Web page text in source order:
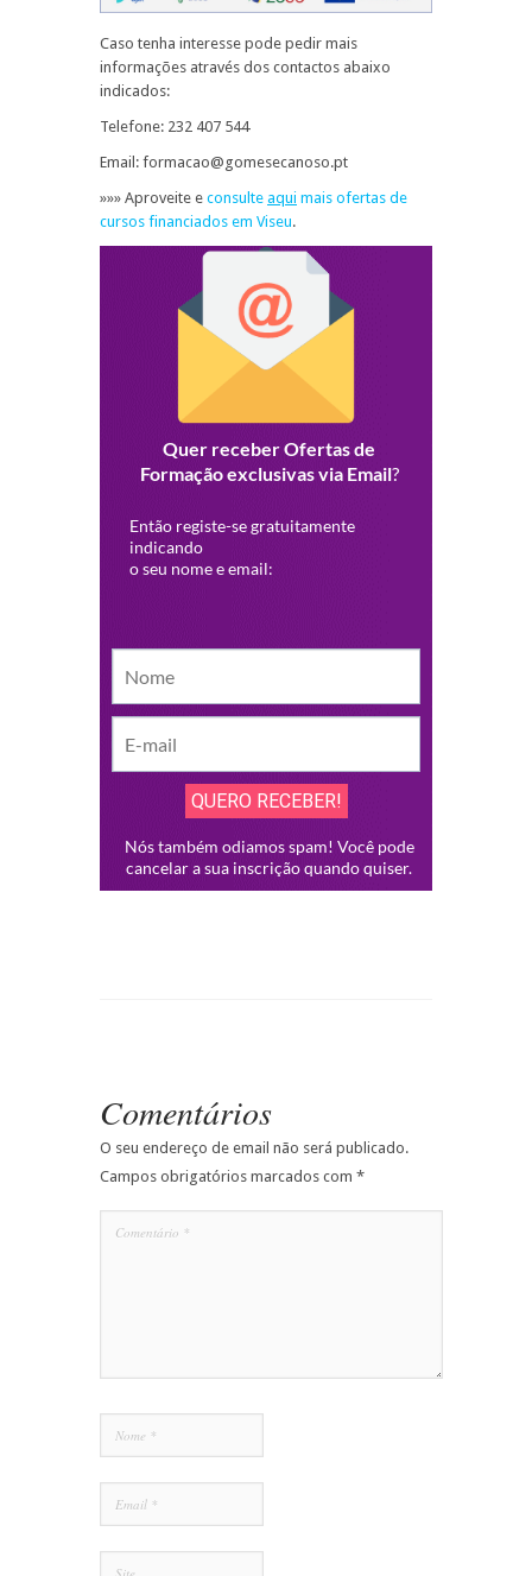
Caso tenha interesse pode pedir mais
informações através dos contactos abaixo
indicados:
Telefone: 232 407 544
Email: formacao@gomesecanoso.pt
»»» Aproveite e consulte aqui mais ofertas de
cursos financiados em Viseu.
Comentários
O seu endereço de email não será publicado.
Campos obrigatórios marcados com *